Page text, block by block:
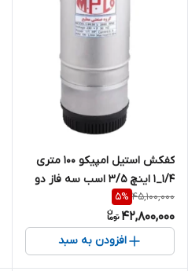
کفکش استیل امپیکو 100 متری
1/4_1 اینچ 3/5 اسب سه فاز دو
جداره MPCO-S.99.100-4
45,100,000
5%
42,800,000
افزودن به سبد